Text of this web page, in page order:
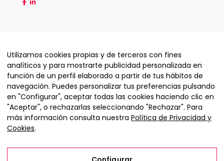
Copyright © 2026 Hispamax Technology S.L
Utilizamos cookies propias y de terceros con fines
analíticos y para mostrarte publicidad personalizada en
función de un perfil elaborado a partir de tus hábitos de
navegación. Puedes personalizar tus preferencias pulsando
en "Configurar", aceptar todas las cookies haciendo clic en
"Aceptar", o rechazarlas seleccionando "Rechazar". Para
más información consulta nuestra Política de Privacidad y
Cookies.